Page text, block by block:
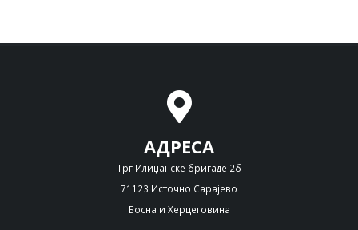
АДРЕСА
Трг Илиџанске бригаде 2б
71123 Источно Сарајево
Босна и Херцеговина